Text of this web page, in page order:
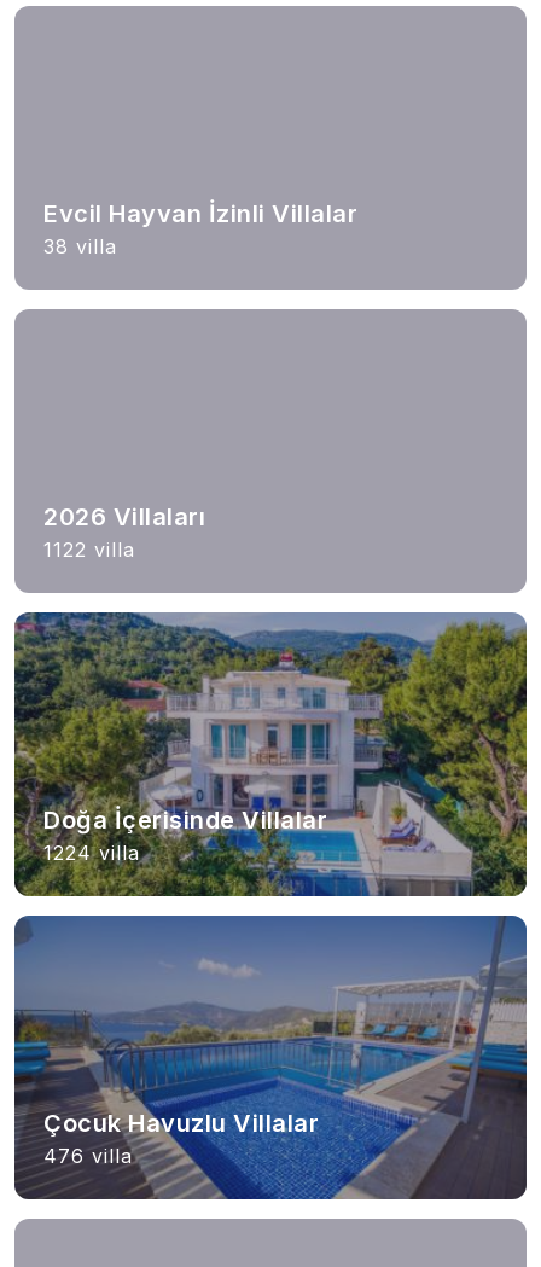
Evcil Hayvan İzinli Villalar
38 villa
2026 Villaları
1122 villa
Doğa İçerisinde Villalar
1224 villa
Çocuk Havuzlu Villalar
476 villa